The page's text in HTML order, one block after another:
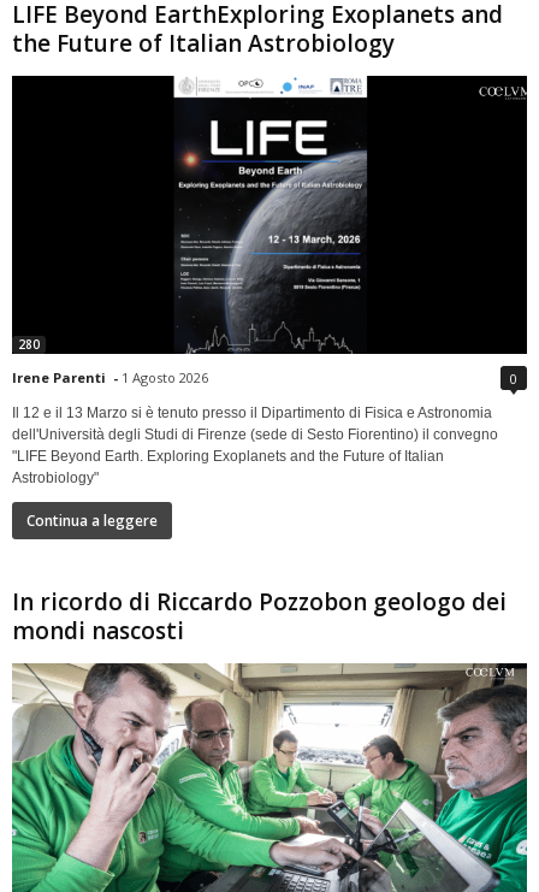
LIFE Beyond EarthExploring Exoplanets and
the Future of Italian Astrobiology
280
Irene Parenti - 1 Agosto 2026 0
Il 12 e il 13 Marzo si è tenuto presso il Dipartimento di Fisica e Astronomia
dell'Università degli Studi di Firenze (sede di Sesto Fiorentino) il convegno
"LIFE Beyond Earth. Exploring Exoplanets and the Future of Italian
Astrobiology"
Continua a leggere
In ricordo di Riccardo Pozzobon geologo dei
mondi nascosti